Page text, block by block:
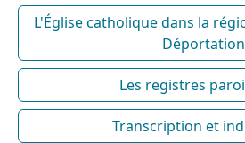
L'Église catholique dans la
Déportation
Les registres
Transcription et